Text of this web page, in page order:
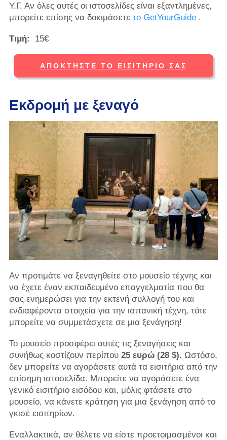
Υ.Γ. Αν όλες αυτές οι ιστοσελίδες είναι εξαντλημένες,
μπορείτε επίσης να δοκιμάσετε το GetYourGuide.
Τιμή: 15€
ΑΠΟΚΤΉΣΤΕ ΤΟ ΕΙΣΙΤΉΡΙΌ ΣΑΣ
Εκδρομή με ξεναγό
Αν προτιμάτε να ξεναγηθείτε στο μουσείο τέχνης και
να έχετε έναν εκπαιδευμένο επαγγελματία που θα
σας ενημερώσει για την εκτενή συλλογή του και
ενδιαφέροντα στοιχεία για την ισπανική τέχνη, τότε
μπορείτε να συμμετάσχετε σε μια ξενάγηση!
Το μουσείο προσφέρει αυτές τις ξεναγήσεις και
συνήθως κοστίζουν περίπου 25 ευρώ (28 $). Ωστόσο,
δεν μπορείτε να αγοράσετε αυτά τα εισιτήρια από την
επίσημη ιστοσελίδα. Μπορείτε να αγοράσετε ένα
γενικό εισιτήριο εισόδου και, μόλις φτάσετε στο
μουσείο, να κάνετε κράτηση για μια ξενάγηση από το
γκισέ εισιτηρίων.
Εναλλακτικά, αν θέλετε να είστε προετοιμασμένοι και